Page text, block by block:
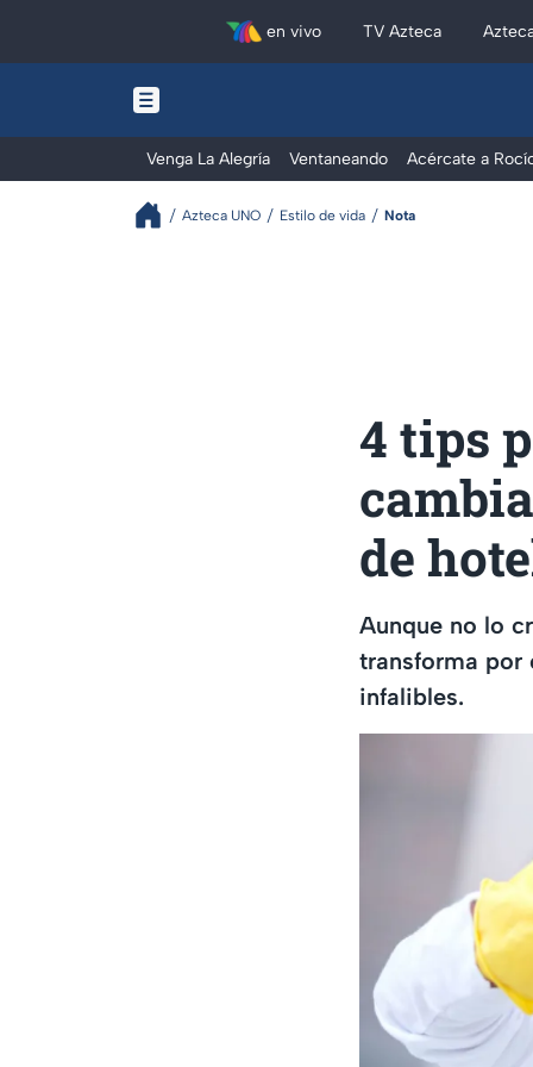
en vivo TV Azteca
Venga La Alegría Ventaneando Acércate a
Azteca UNO Estilo de vida Nota
4 tips
de
Aunque no lo
transforma por
infalibles.